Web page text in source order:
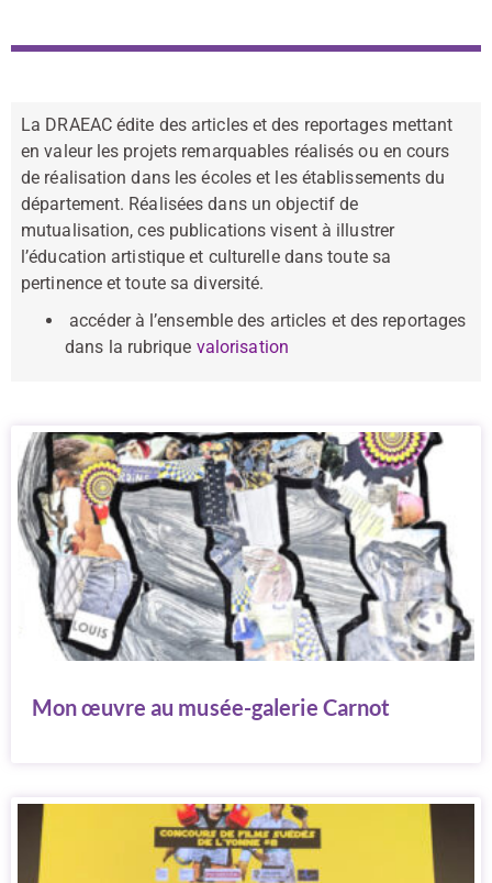
La DRAEAC édite des articles et des reportages mettant
en valeur les projets remarquables réalisés ou en cours
de réalisation dans les écoles et les établissements du
département. Réalisées dans un objectif de
mutualisation, ces publications visent à illustrer
l’éducation artistique et culturelle dans toute sa
pertinence et toute sa diversité.
accéder à l’ensemble des articles et des reportages
dans la rubrique valorisation
Mon œuvre au musée-galerie Carnot